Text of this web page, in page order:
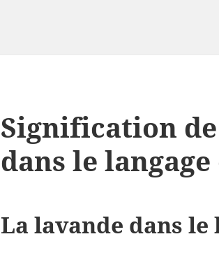
Signification
dans le
La lavande dans le